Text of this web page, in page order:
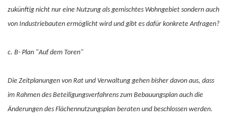
zukünftig nicht nur eine Nutzung als gemischtes Wohngebiet sondern auch
von Industriebauten ermöglicht wird und gibt es dafür konkrete Anfragen?
c. B- Plan "Auf dem Toren"
Die Zeitplanungen von Rat und Verwaltung gehen bisher davon aus, dass
im Rahmen des Beteiligungsverfahrens zum Bebauungsplan auch die
Änderungen des Flächennutzungsplan beraten und beschlossen werden.